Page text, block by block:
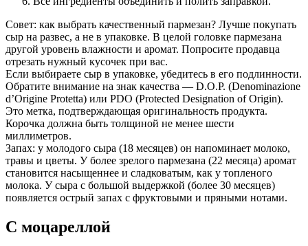
Совет: как выбрать качественный пармезан? Лучше покупать
сыр на развес, а не в упаковке. В целой головке пармезана
другой уровень влажности и аромат. Попросите продавца
отрезать нужный кусочек при вас.
Если выбираете сыр в упаковке, убедитесь в его подлинности.
Обратите внимание на знак качества — D.O.P. (Denominazione
d’Origine Protetta) или PDO (Protected Designation of Origin).
Это метка, подтверждающая оригинальность продукта.
Корочка должна быть толщиной не менее шести
миллиметров.
Запах: у молодого сыра (18 месяцев) он напоминает молоко,
травы и цветы. У более зрелого пармезана (22 месяца) аромат
становится насыщеннее и сладковатым, как у топленого
молока. У сыра с большой выдержкой (более 30 месяцев)
появляется острый запах с фруктовыми и пряными нотами.
С моцареллой